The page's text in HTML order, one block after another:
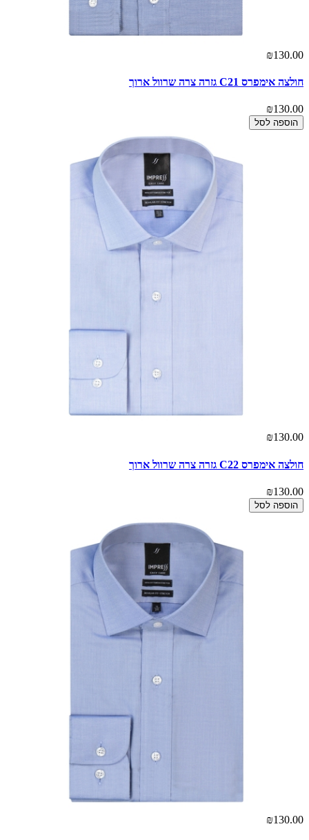
₪130.00
חולצה אימפרס C21 גזרה צרה שרוול ארוך
₪130.00
הוספה לסל
₪130.00
חולצה אימפרס C22 גזרה צרה שרוול ארוך
₪130.00
הוספה לסל
₪130.00